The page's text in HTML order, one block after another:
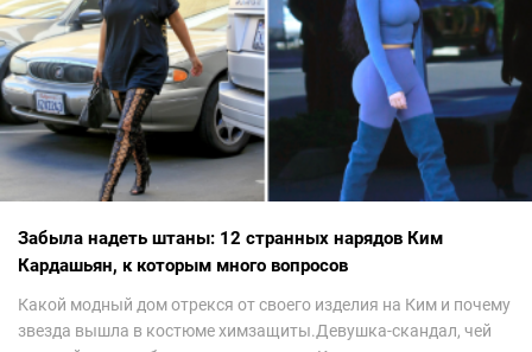
Забыла надеть штаны: 12 странных нарядов Ким
Кардашьян, к которым много вопросов
Какой модный дом отрекся от своего изделия на Ким и почему
звезда вышла в костюме химзащиты.Девушка-скандал, чей